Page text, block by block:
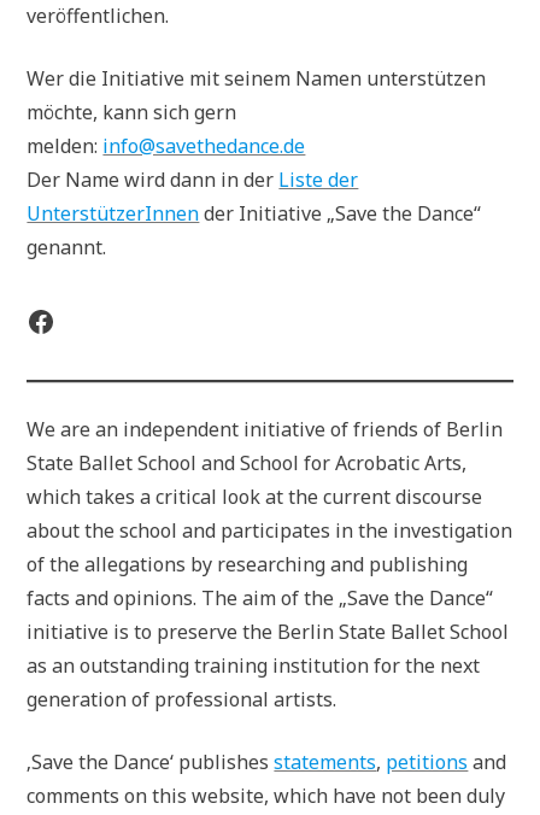
veröffentlichen.
Wer die Initiative mit seinem Namen unterstützen
möchte, kann sich gern
melden: info@savethedance.de
Der Name wird dann in der Liste der
UnterstützerInnender Initiative „Save the Dance“
genannt.
Facebook
We are an independent initiative of friends of Berlin
State Ballet School and School for Acrobatic Arts,
which takes a critical look at the current discourse
about the school and participates in the investigation
of the allegations by researching and publishing
facts and opinions. The aim of the „Save the Dance“
initiative is to preserve the Berlin State Ballet School
as an outstanding training institution for the next
generation of professional artists.
‚Save the Dance‘ publishesstatements, petitions and
comments on this website, which have not been duly